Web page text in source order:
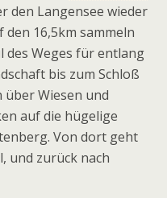
den Langensee wieder
16,5km sammeln
des Weges für entlang
bis zum Schloß
über Wiesen und
auf die hügelige
Von dort geht
und zurück nach